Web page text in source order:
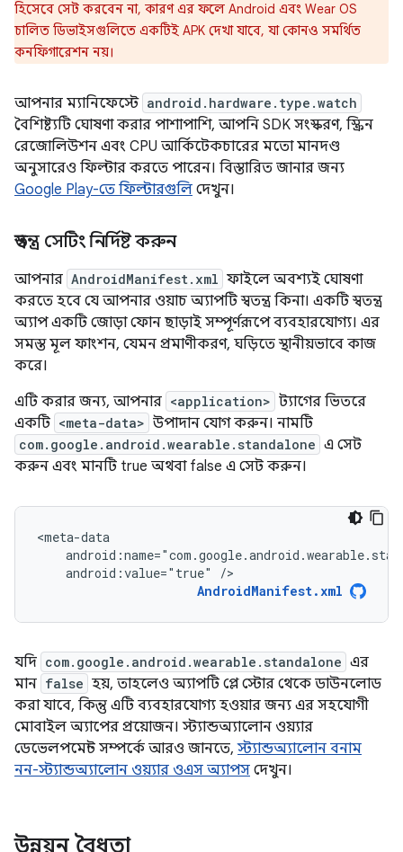
হিসেবে সেট করবেন না, কারণ এর ফলে Android এবং Wear OS
চালিত ডিভাইসগুলিতে একটিই APK দেখা যাবে, যা কোনও সমর্থিত
কনফিগারেশন নয়।
আপনার ম্যানিফেস্টে android.hardware.type.watch
বৈশিষ্ট্যটি ঘোষণা করার পাশাপাশি, আপনি SDK সংস্করণ, স্ক্রিন
রেজোলিউশন এবং CPU আর্কিটেকচারের মতো মানদণ্ড
অনুসারেও ফিল্টার করতে পারেন। বিস্তারিত জানার জন্য
Google Play-তে ফিল্টারগুলি দেখুন।
স্বতন্ত্র সেটিং নির্দিষ্ট করুন
আপনার AndroidManifest.xml ফাইলে অবশ্যই ঘোষণা
করতে হবে যে আপনার ওয়াচ অ্যাপটি স্বতন্ত্র কিনা। একটি স্বতন্ত্র
অ্যাপ একটি জোড়া ফোন ছাড়াই সম্পূর্ণরূপে ব্যবহারযোগ্য। এর
সমস্ত মূল ফাংশন, যেমন প্রমাণীকরণ, ঘড়িতে স্থানীয়ভাবে কাজ
করে।
এটি করার জন্য, আপনার <application> ট্যাগের ভিতরে
একটি <meta-data> উপাদান যোগ করুন। নামটি
com.google.android.wearable.standalone এ সেট
করুন এবং মানটি true অথবা false এ সেট করুন।
android:value="true"
/>
AndroidManifest.xml
যদি com.google.android.wearable.standalone এর
মান false হয়, তাহলেও অ্যাপটি প্লে স্টোর থেকে ডাউনলোড
করা যাবে, কিন্তু এটি ব্যবহারযোগ্য হওয়ার জন্য এর সহযোগী
মোবাইল অ্যাপের প্রয়োজন। স্ট্যান্ডঅ্যালোন ওয়্যার
ডেভেলপমেন্ট সম্পর্কে আরও জানতে,স্ট্যান্ডঅ্যালোন বনাম
নন-স্ট্যান্ডঅ্যালোন ওয়্যার ওএস অ্যাপস দেখুন।
উন্নয়ন বৈধতা